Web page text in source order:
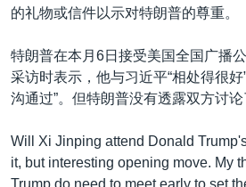
的礼物或信件以示对特朗普的尊重。
特朗普在本月6日接受美国全国广播
采访时表示，他与习近平“相处得很好
沟通过”。但特朗普没有透露双方讨论
Will Xi Jinping attend Donald
it, but interesting opening move. My
Trump do need to meet early to set